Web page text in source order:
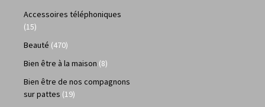
Accessoires téléphoniques
(15)
Beauté (470)
Bien être à la maison (8)
Bien être de nos compagnons
sur pattes (19)